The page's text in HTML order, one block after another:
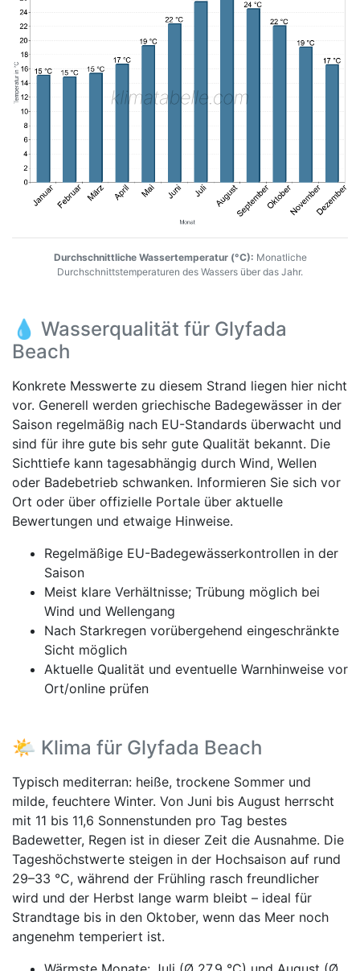
Durchschnittliche Wassertemperatur (°C): Monatliche
Durchschnittstemperaturen des Wassers über das Jahr.
💧 Wasserqualität für Glyfada
Beach
Konkrete Messwerte zu diesem Strand liegen hier nicht
vor. Generell werden griechische Badegewässer in der
Saison regelmäßig nach EU-Standards überwacht und
sind für ihre gute bis sehr gute Qualität bekannt. Die
Sichttiefe kann tagesabhängig durch Wind, Wellen
oder Badebetrieb schwanken. Informieren Sie sich vor
Ort oder über offizielle Portale über aktuelle
Bewertungen und etwaige Hinweise.
Regelmäßige EU-Badegewässerkontrollen in der
Saison
Meist klare Verhältnisse; Trübung möglich bei
Wind und Wellengang
Nach Starkregen vorübergehend eingeschränkte
Sicht möglich
Aktuelle Qualität und eventuelle Warnhinweise vor
Ort/online prüfen
🌤️ Klima für Glyfada Beach
Typisch mediterran: heiße, trockene Sommer und
milde, feuchtere Winter. Von Juni bis August herrscht
mit 11 bis 11,6 Sonnenstunden pro Tag bestes
Badewetter, Regen ist in dieser Zeit die Ausnahme. Die
Tageshöchstwerte steigen in der Hochsaison auf rund
29–33 °C, während der Frühling rasch freundlicher
wird und der Herbst lange warm bleibt – ideal für
Strandtage bis in den Oktober, wenn das Meer noch
angenehm temperiert ist.